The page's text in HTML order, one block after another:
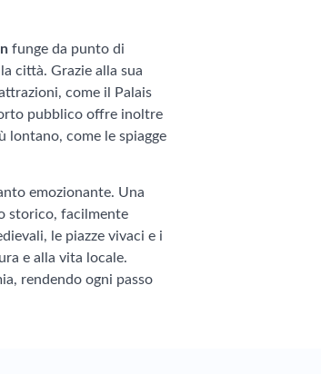
funge da punto di
città. Grazie alla sua
come il Palais
pubblico offre inoltre
lontano, come le spiagge
emozionante. Una
storico, facilmente
le piazze vivaci e i
e alla vita locale.
rendendo ogni passo